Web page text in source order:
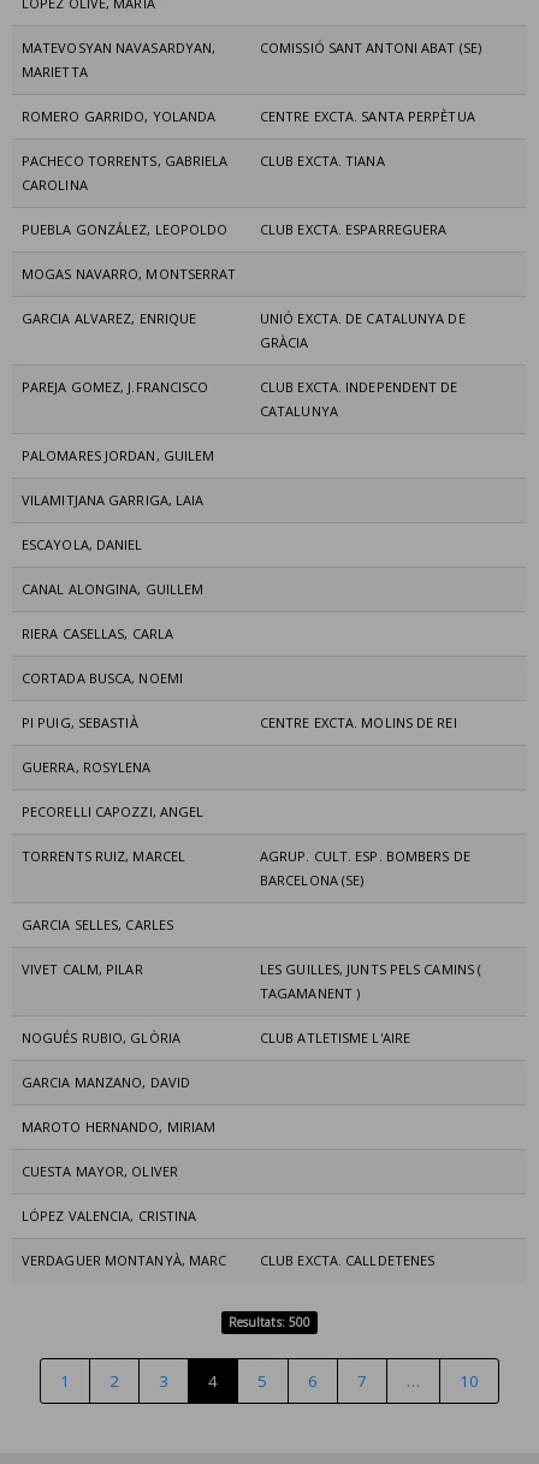
MATEVOSYAN NAVASARDYAN,
MARIETTA
COMISSIÓ SANT ANTONI ABAT (SE)
ROMERO GARRIDO, YOLANDA CENTRE EXCTA. SANTA PERPÈTUA
PACHECO TORRENTS, GABRIELA
CAROLINA
CLUB EXCTA. TIANA
PUEBLA GONZÁLEZ, LEOPOLDO CLUB EXCTA. ESPARREGUERA
MOGAS NAVARRO, MONTSERRAT
GARCIA ALVAREZ, ENRIQUE
UNIÓ EXCTA. DE CATALUNYA DE
GRÀCIA
PAREJA GOMEZ, J.FRANCISCO
CLUB EXCTA. INDEPENDENT DE
CATALUNYA
PALOMARES JORDAN, GUILEM
VILAMITJANA GARRIGA, LAIA
ESCAYOLA, DANIEL
CANAL ALONGINA, GUILLEM
RIERA CASELLAS, CARLA
CORTADA BUSCA, NOEMI
PI PUIG, SEBASTIÀ CENTRE EXCTA. MOLINS DE REI
GUERRA, ROSYLENA
PECORELLI CAPOZZI, ANGEL
TORRENTS RUIZ, MARCEL
AGRUP. CULT. ESP. BOMBERS DE
BARCELONA (SE)
GARCIA SELLES, CARLES
VIVET CALM, PILAR
LES GUILLES, JUNTS PELS CAMINS (
TAGAMANENT )
NOGUÉS RUBIO, GLÒRIA CLUB ATLETISME L'AIRE
GARCIA MANZANO, DAVID
MAROTO HERNANDO, MIRIAM
CUESTA MAYOR, OLIVER
LÓPEZ VALENCIA, CRISTINA
VERDAGUER MONTANYÀ, MARC CLUB EXCTA. CALLDETENES
Resultats: 500
1 2 3 4 5 6 7 … 10